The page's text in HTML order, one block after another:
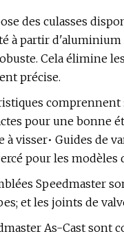
des culasses
à partir d'aluminium
Cela élimine
précise.
pour une bonne
à visser• Guides de
pour les
Speedmaster
et les joints de
As-Cast